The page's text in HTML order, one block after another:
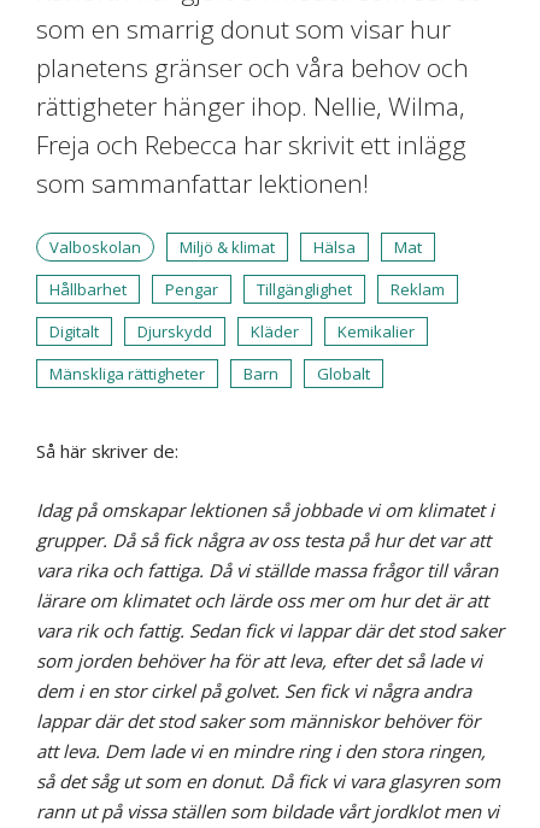
som en smarrig donut som visar hur
planetens gränser och våra behov och
rättigheter hänger ihop. Nellie, Wilma,
Freja och Rebecca har skrivit ett inlägg
som sammanfattar lektionen!
Valboskolan Miljö & klimat Hälsa
Mat
Hållbarhet
Pengar Tillgänglighet
Reklam
Digitalt
Djurskydd Kläder
Kemikalier
Mänskliga rättigheter
Barn Globalt
Så här skriver de:
Idag på omskapar lektionen så jobbade vi om klimatet i
grupper. Då så fick några av oss testa på hur det var att
vara rika och fattiga. Då vi ställde massa frågor till våran
lärare om klimatet och lärde oss mer om hur det är att
vara rik och fattig. Sedan fick vi lappar där det stod saker
som jorden behöver ha för att leva, efter det så lade vi
dem i en stor cirkel på golvet. Sen fick vi några andra
lappardär det stod saker som människor behöver för
att leva. Dem lade vi en mindre ring i den stora ringen,
så det såg ut som en donut. Då fick vi vara glasyren som
rann ut på vissa ställen som bildade vårt jordklotmen vi